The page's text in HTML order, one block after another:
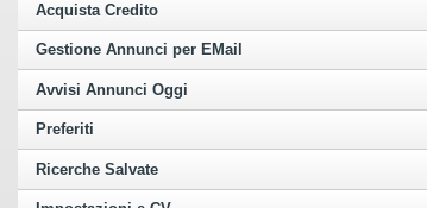
Acquista Credito
Gestione Annunci per EMail
Avvisi Annunci Oggi
Preferiti
Ricerche Salvate